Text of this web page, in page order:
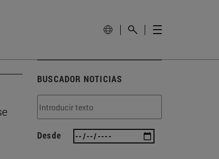
BUSCADOR NOTICIAS
Desde